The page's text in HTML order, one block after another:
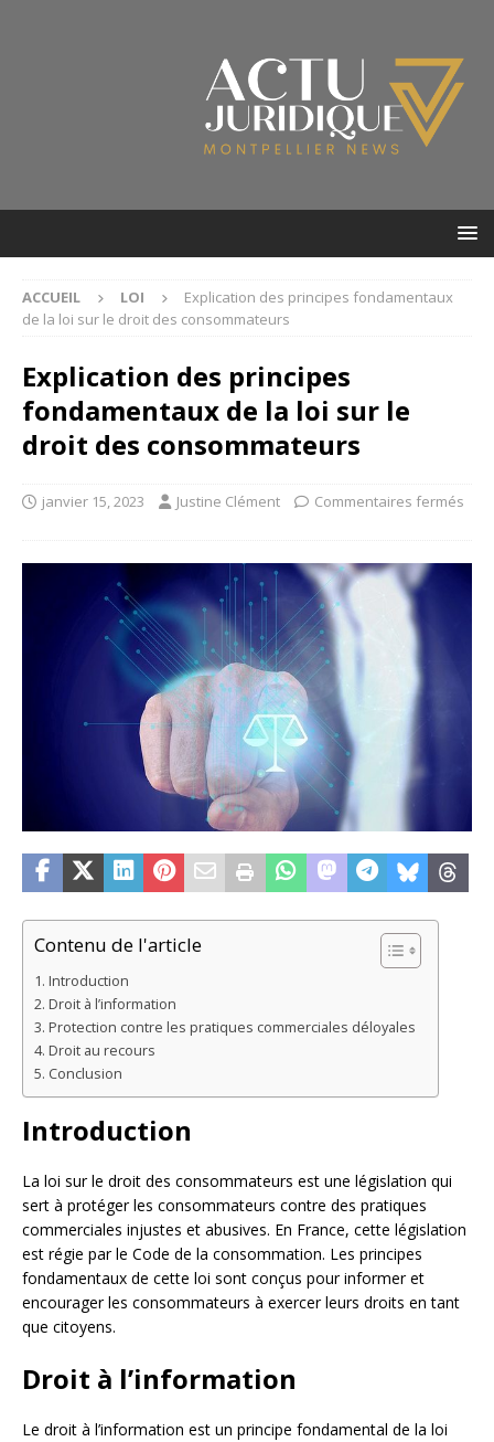
ACCUEIL LOI
Explication des principes fondamentaux
de la loi sur le droit des consommateurs
Explication des principes
fondamentaux de la loi sur le
droit des consommateurs
janvier 15, 2023 Justine Clément Commentaires fermés
Contenu de l'article
Introduction
Droit à l’information
Protection contre les pratiques commerciales déloyales
Droit au recours
Conclusion
Introduction
La loi sur le droit des consommateurs est une législation qui
sert à protéger les consommateurs contre des pratiques
commerciales injustes et abusives. En France, cette législation
est régie par le Code de la consommation. Les principes
fondamentaux de cette loi sont conçus pour informer et
encourager les consommateurs à exercer leurs droits en tant
que citoyens.
Droit à l’information
Le droit à l’information est un principe fondamental de la loi